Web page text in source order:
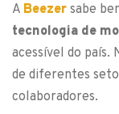
A Beezer sabe
tecnologia de
acessível do país.
de diferentes
colaboradores.